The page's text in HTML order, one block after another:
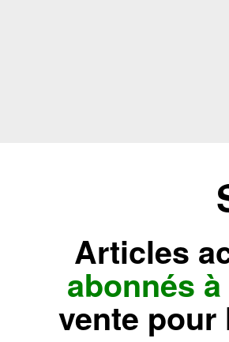
Articles
abonnés
vente